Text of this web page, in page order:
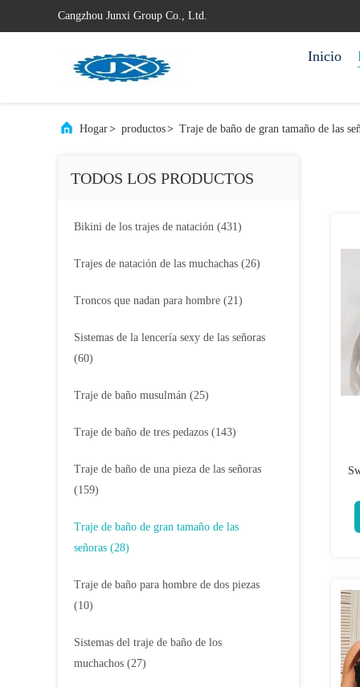
Cangzhou Junxi Group Co., Ltd.
Inicio
Hogar> productos> Traje de baño de gran tamaño de las
TODOS LOS PRODUCTOS
Bikini de los trajes de natación (431)
Trajes de natación de las muchachas (26)
Troncos que nadan para hombre (21)
Sistemas de la lencería sexy de las señoras
(60)
Traje de baño musulmán (25)
Traje de baño de tres pedazos (143)
Traje de baño de una pieza de las señoras
(159)
Traje de baño de gran tamaño de las
señoras (28)
Traje de baño para hombre de dos piezas
(10)
Sistemas del traje de baño de los
muchachos (27)